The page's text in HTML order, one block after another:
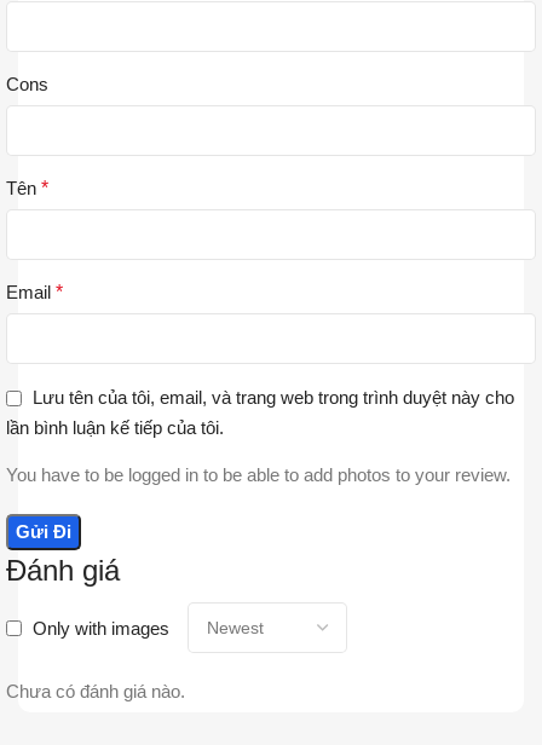
Đánh giá
Only with images
Chưa có đánh giá nào.
Cons
Tên *
Email *
Lưu tên của tôi, email, và trang web trong trình duyệt này cho
lần bình luận kế tiếp của tôi.
You have to be logged in to be able to add photos to your review.